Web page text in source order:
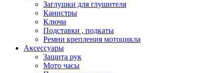
Заглушки для глушителя
Канистры
Ключи
Подставки , подкаты
Ремни крепления мотоцикла
Аксессуары
Защита рук
Мото часы